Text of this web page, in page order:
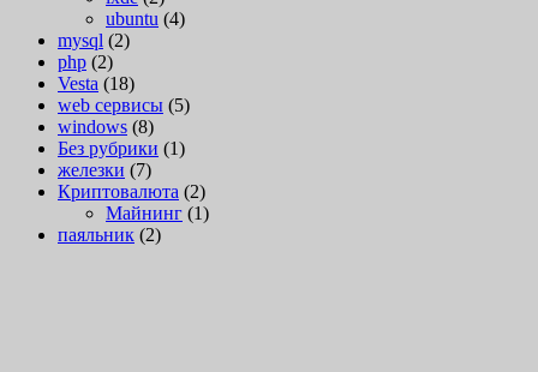
ubuntu (4)
mysql (2)
php (2)
Vesta (18)
web сервисы (5)
windows (8)
Без рубрики (1)
железки (7)
Криптовалюта (2)
Майнинг (1)
паяльник (2)